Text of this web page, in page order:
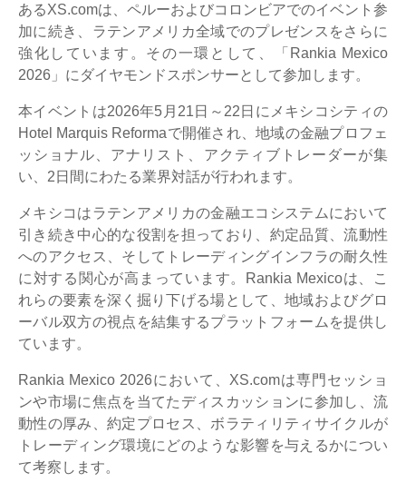
あるXS.comは、ペルーおよびコロンビアでのイベント参
加に続き、ラテンアメリカ全域でのプレゼンスをさらに
強化しています。その一環として、「Rankia Mexico
2026」にダイヤモンドスポンサーとして参加します。
本イベントは2026年5月21日～22日にメキシコシティの
Hotel Marquis Reformaで開催され、地域の金融プロフェ
ッショナル、アナリスト、アクティブトレーダーが集
い、2日間にわたる業界対話が行われます。
メキシコはラテンアメリカの金融エコシステムにおいて
引き続き中心的な役割を担っており、約定品質、流動性
へのアクセス、そしてトレーディングインフラの耐久性
に対する関心が高まっています。Rankia Mexicoは、こ
れらの要素を深く掘り下げる場として、地域およびグロ
ーバル双方の視点を結集するプラットフォームを提供し
ています。
Rankia Mexico 2026において、XS.comは専門セッショ
ンや市場に焦点を当てたディスカッションに参加し、流
動性の厚み、約定プロセス、ボラティリティサイクルが
トレーディング環境にどのような影響を与えるかについ
て考察します。